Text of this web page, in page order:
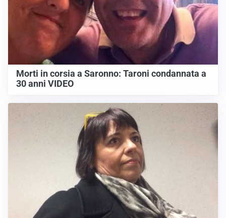
Morti in corsia a Saronno: Taroni condannata a
30 anni VIDEO